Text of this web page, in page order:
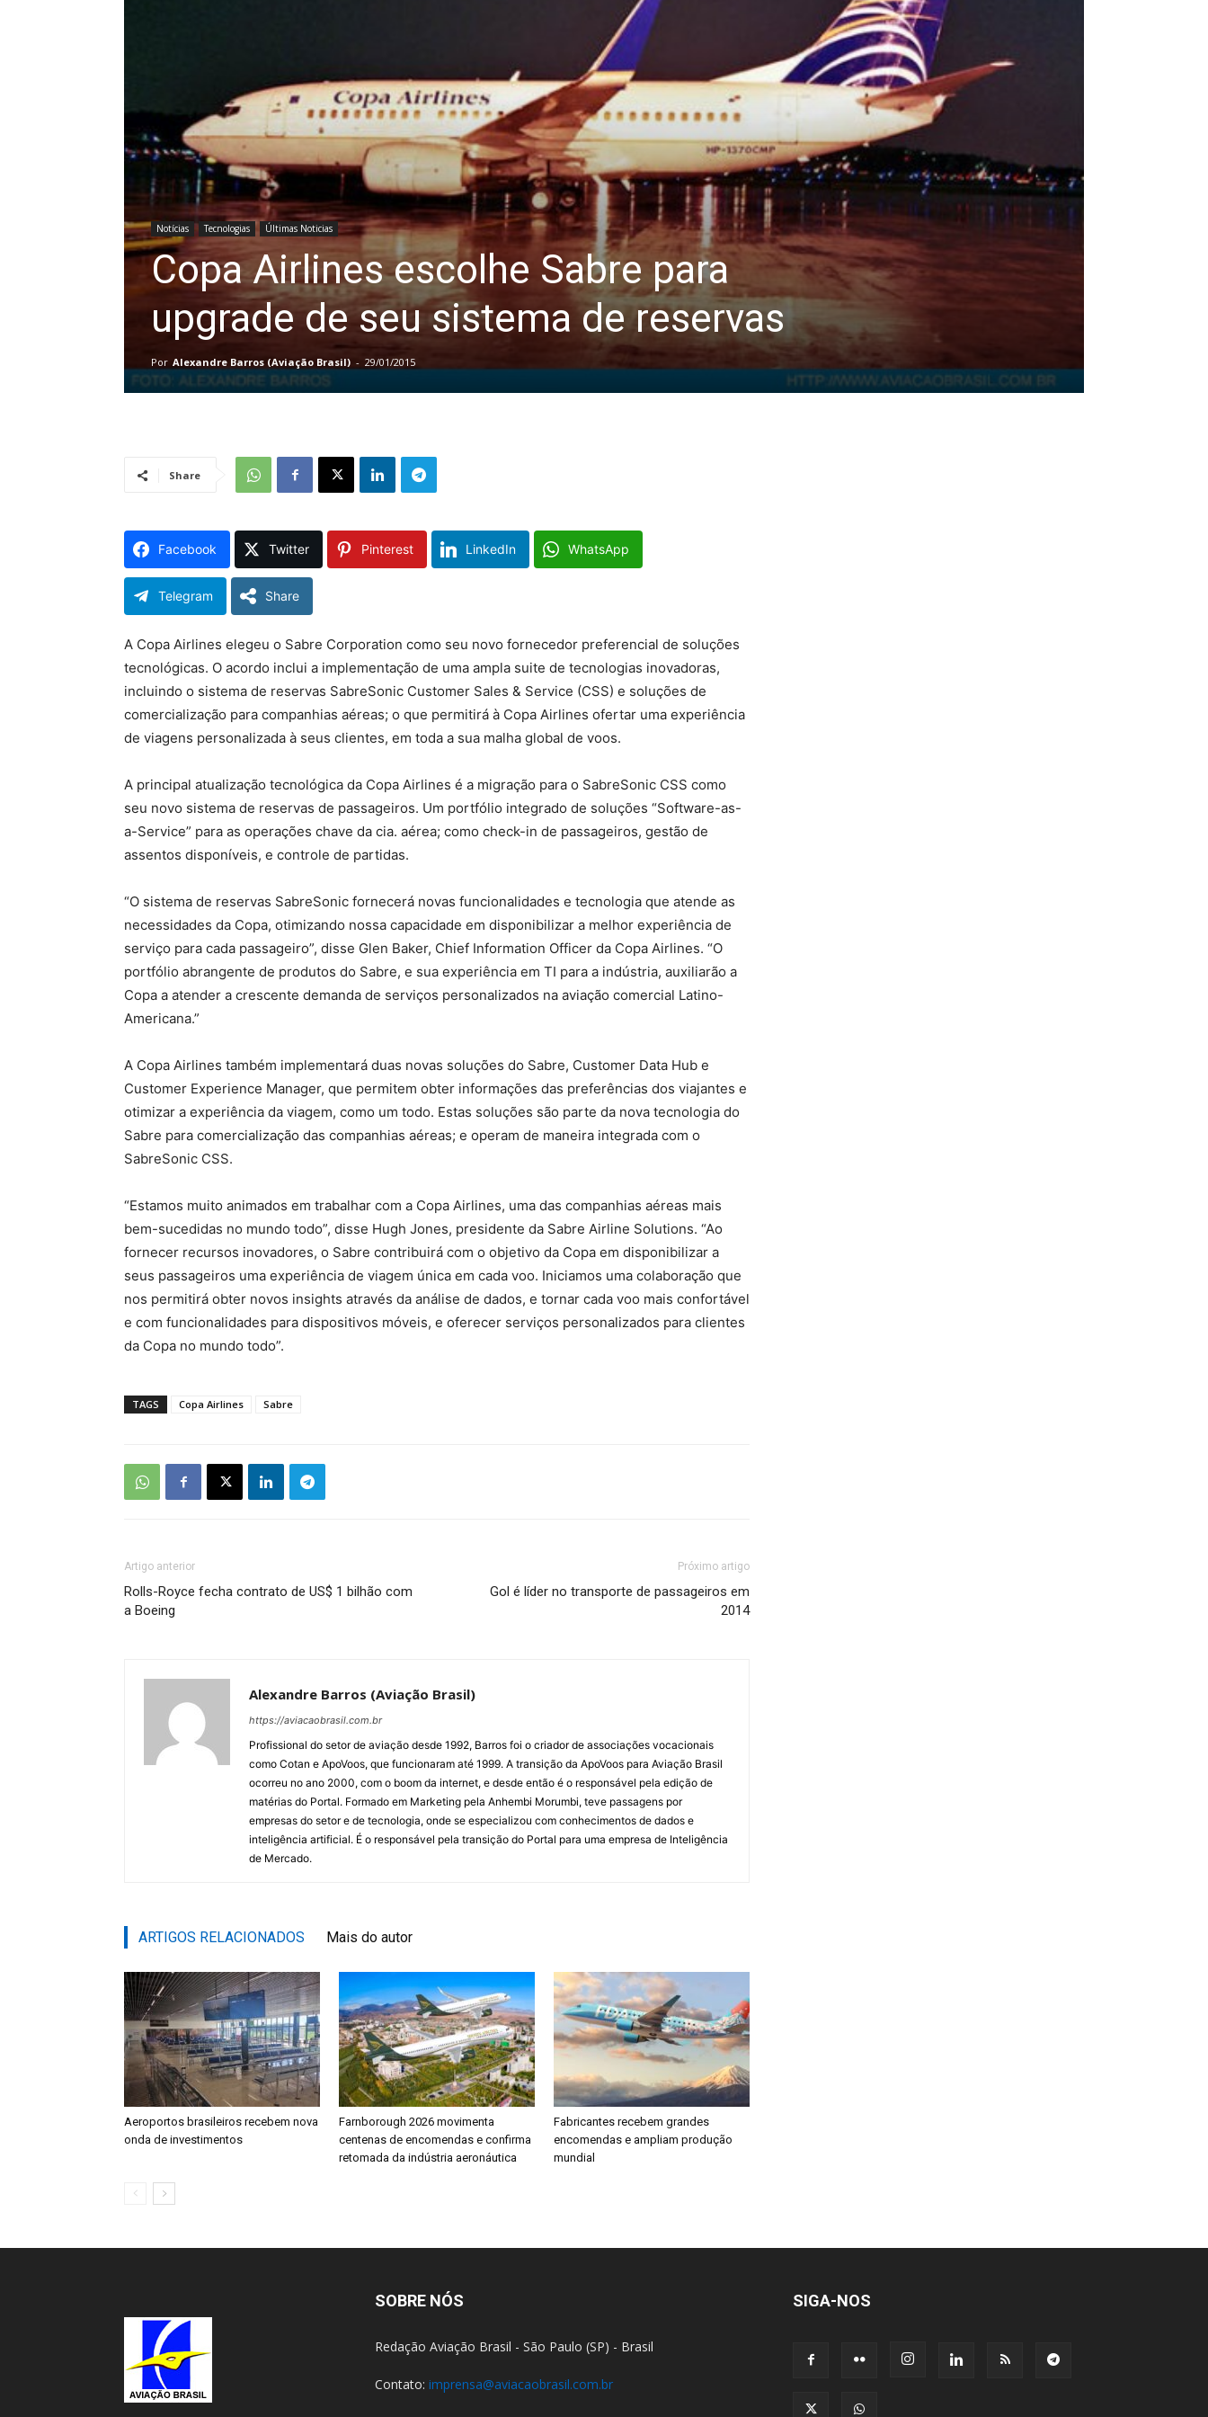
Notícias Tecnologias Últimas Noticias
Copa Airlines escolhe Sabre para
upgrade de seu sistema de reservas
Por Alexandre Barros (Aviação Brasil) - 29/01/2015
Share
Facebook Twitter Pinterest LinkedIn WhatsApp
Telegram Share
A Copa Airlines elegeu o Sabre Corporation como seu novo fornecedor preferencial de soluções
tecnológicas. O acordo inclui a implementação de uma ampla suite de tecnologias inovadoras,
incluindo o sistema de reservas SabreSonic Customer Sales & Service (CSS) e soluções de
comercialização para companhias aéreas; o que permitirá à Copa Airlines ofertar uma experiência
de viagens personalizada à seus clientes, em toda a sua malha global de voos.
A principal atualização tecnológica da Copa Airlines é a migração para o SabreSonic CSS como
seu novo sistema de reservas de passageiros. Um portfólio integrado de soluções “Software-as-
a-Service” para as operações chave da cia. aérea; como check-in de passageiros, gestão de
assentos disponíveis, e controle de partidas.
“O sistema de reservas SabreSonic fornecerá novas funcionalidades e tecnologia que atende as
necessidades da Copa, otimizando nossa capacidade em disponibilizar a melhor experiência de
serviço para cada passageiro”, disse Glen Baker, Chief Information Officer da Copa Airlines. “O
portfólio abrangente de produtos do Sabre, e sua experiência em TI para a indústria, auxiliarão a
Copa a atender a crescente demanda de serviços personalizados na aviação comercial Latino-
Americana.”
A Copa Airlines também implementará duas novas soluções do Sabre, Customer Data Hub e
Customer Experience Manager, que permitem obter informações das preferências dos viajantes e
otimizar a experiência da viagem, como um todo. Estas soluções são parte da nova tecnologia do
Sabre para comercialização das companhias aéreas; e operam de maneira integrada com o
SabreSonic CSS.
“Estamos muito animados em trabalhar com a Copa Airlines, uma das companhias aéreas mais
bem-sucedidas no mundo todo”, disse Hugh Jones, presidente da Sabre Airline Solutions. “Ao
fornecer recursos inovadores, o Sabre contribuirá com o objetivo da Copa em disponibilizar a
seus passageiros uma experiência de viagem única em cada voo. Iniciamos uma colaboração que
nos permitirá obter novos insights através da análise de dados, e tornar cada voo mais confortável
e com funcionalidades para dispositivos móveis, e oferecer serviços personalizados para clientes
da Copa no mundo todo”.
TAGS Copa Airlines Sabre
Artigo anterior
Rolls-Royce fecha contrato de US$ 1 bilhão com
a Boeing
Próximo artigo
Gol é líder no transporte de passageiros em
2014
Alexandre Barros (Aviação Brasil)
https://aviacaobrasil.com.br
Profissional do setor de aviação desde 1992, Barros foi o criador de associações vocacionais
como Cotan e ApoVoos, que funcionaram até 1999. A transição da ApoVoos para Aviação Brasil
ocorreu no ano 2000, com o boom da internet, e desde então é o responsável pela edição de
matérias do Portal. Formado em Marketing pela Anhembi Morumbi, teve passagens por
empresas do setor e de tecnologia, onde se especializou com conhecimentos de dados e
inteligência artificial. É o responsável pela transição do Portal para uma empresa de Inteligência
de Mercado.
ARTIGOS RELACIONADOS Mais do autor
Aeroportos brasileiros recebem nova
onda de investimentos
Farnborough 2026 movimenta
centenas de encomendas e confirma
retomada da indústria aeronáutica
Fabricantes recebem grandes
encomendas e ampliam produção
mundial
SOBRE NÓS
Redação Aviação Brasil - São Paulo (SP) - Brasil
Contato: imprensa@aviacaobrasil.com.br
SIGA-NOS